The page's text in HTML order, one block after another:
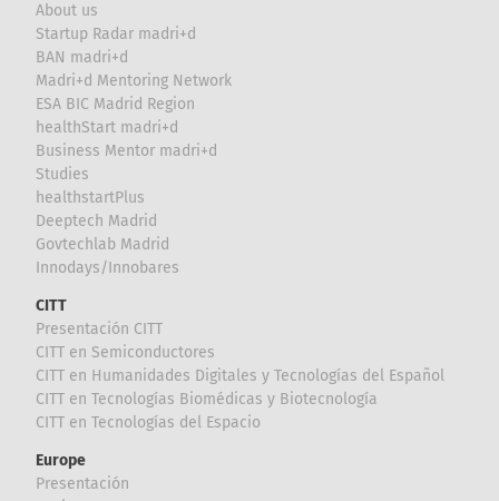
About us
Startup Radar madri+d
BAN madri+d
Madri+d Mentoring Network
ESA BIC Madrid Region
healthStart madri+d
Business Mentor madri+d
Studies
healthstartPlus
Deeptech Madrid
Govtechlab Madrid
Innodays/Innobares
CITT
Presentación CITT
CITT en Semiconductores
CITT en Humanidades Digitales y Tecnologías del Español
CITT en Tecnologías Biomédicas y Biotecnología
CITT en Tecnologías del Espacio
Europe
Presentación